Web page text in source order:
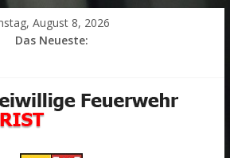
August 8, 2026
Das Neueste:
WALD * Feuer/Rauchentwicklung *
überschlagen *
in festsitzendem Aufzug *
1 Person klemmt * Hingstheide
Jahres 2026